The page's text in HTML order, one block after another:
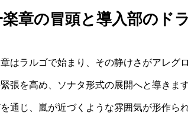
章の冒頭と導入部のド
はラルゴで始まり、その静けさがアレグ
張を高め、ソナタ形式の展開へと導きま
通じ、嵐が近づくような雰囲気が形作られ